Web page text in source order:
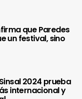
que Paredes
un festival, sino
2024 prueba
internacional y